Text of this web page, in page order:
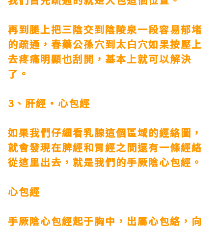
再到腿上把三陰交到陰陵泉一段容易郁堵
的疏通， 春藥公孫穴到太白穴如果按壓上
去疼痛明顯也刮開，基本上就可以解決
了。
3、肝經·心包經
如果我們仔細看乳腺這個區域的經絡圖，
就會發現在脾經和胃經之間還有一條經絡
從這里出去，就是我們的手厥陰心包經。
心包經
手厥陰心包經起于胸中，出屬心包絡，向